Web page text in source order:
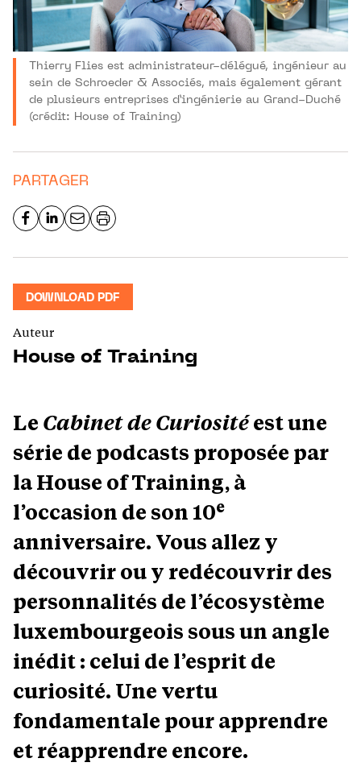
Thierry Flies est administrateur-délégué, ingénieur au
sein de Schroeder & Associés, mais également gérant
de plusieurs entreprises d’ingénierie au Grand-Duché
(crédit: House of Training)
PARTAGER
DOWNLOAD PDF
Auteur
House of Training
Le Cabinet de Curiositéest une
série de podcasts proposée par
la House of Training, à
l’occasion de son 10e
anniversaire. Vous allez y
découvrir ou y redécouvrir des
personnalités de l’écosystème
luxembourgeois sous un angle
inédit : celui de l’esprit de
curiosité. Une vertu
fondamentale pour apprendre
et réapprendre encore.